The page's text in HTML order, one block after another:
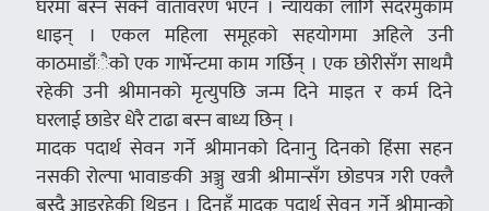
घरमा बस्न सक्ने वातावरण भएन । न्यायका लागि सदरमुकाम
धाइन् । एकल महिला समूहको सहयोगमा अहिले उनी
काठमाडाँैको एक गार्भेन्टमा काम गर्छिन् । एक छोरीसँग साथमै
रहेकी उनी श्रीमानको मृत्युपछि जन्म दिने माइत र कर्म दिने
घरलाई छाडेर धेरै टाढा बस्न बाध्य छिन् ।
मादक पदार्थ सेवन गर्ने श्रीमानको दिनानु दिनको हिंसा सहन
नसकी रोल्पा भावाङकी अञ्जु खत्री श्रीमान्सँग छोडपत्र गरी एक्लै
बस्दै आइरहेकी थिइन् । दिनहुँ मादक पदार्थ सेवन गर्ने श्रीमान्को